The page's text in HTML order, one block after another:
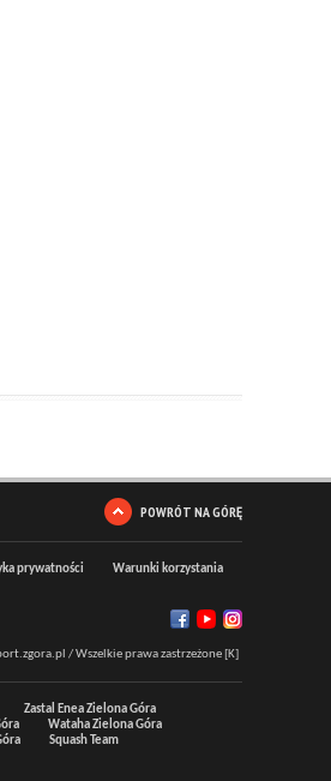
POWRÓT NA GÓRĘ
prywatności
Warunki korzystania
/ Wszelkie prawa zastrzeżone [K]
Zastal Enea Zielona Góra
Wataha Zielona Góra
Squash Team